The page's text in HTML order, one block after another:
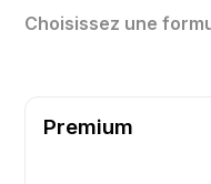
Choisissez une
Premium